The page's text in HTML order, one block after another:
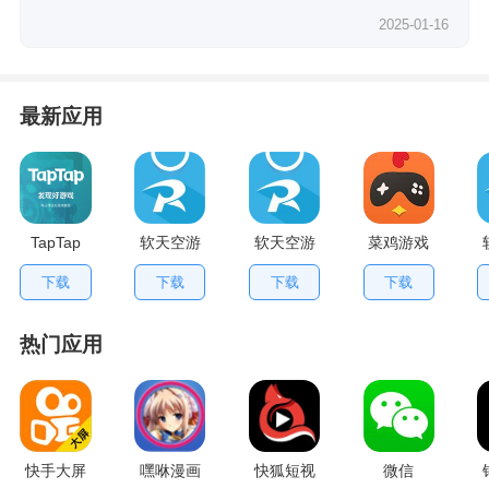
2025-01-16
最新应用
TapTap
V2.84.0
手机版
下载
软天空游
戏盒应用
下载
软天空游
戏大全
App
下载
菜鸡游戏
不用排队
版
下载
热门应用
快手大屏
嘿咻漫画
快狐短视
微信